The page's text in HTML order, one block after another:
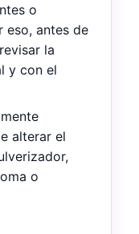
o
eso, antes de
la
y con el
alterar el
o